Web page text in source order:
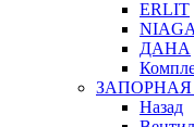
ERLIT
ДАНА
ЗАПОРНАЯ
Назад